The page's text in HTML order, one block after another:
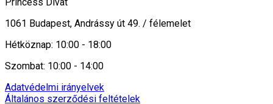
Princess Divat
1061 Budapest, Andrássy út 49. / félemelet
Hétköznap: 10:00 - 18:00
Szombat: 10:00 - 14:00
Adatvédelmi irányelvek
Általános szerződési feltételek